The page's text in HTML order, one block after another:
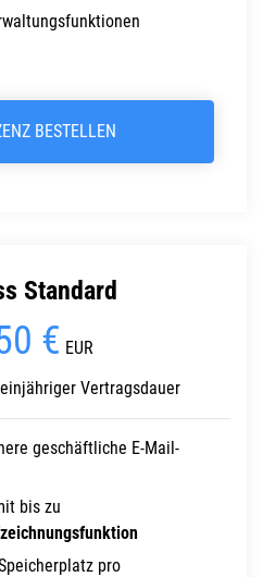
BESTELLEN
Standard
€ EUR
Vertragsdauer
geschäftliche E-Mail-
bis zu
pro